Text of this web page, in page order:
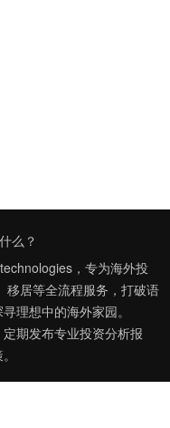
么？
，专为海外投
移居等全流程服务，打破语
理想中的海外家园。
期发布专业投资分析报